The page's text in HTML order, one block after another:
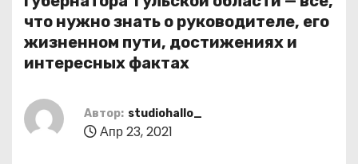
что нужно знать о руководителе, его
жизненном пути, достижениях и
интересных фактах
Автор: studiohallo_
Апр 23, 2021